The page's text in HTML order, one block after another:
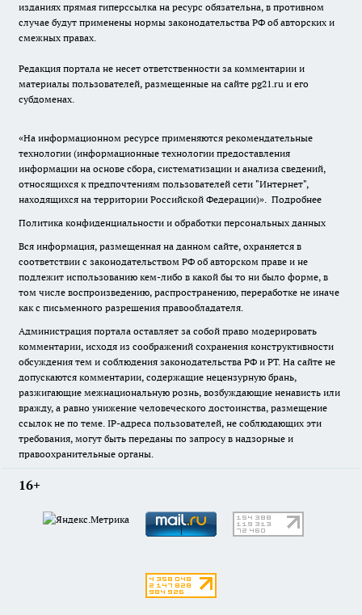
изданиях прямая гиперссылка на ресурс обязательна, в противном
случае будут применены нормы законодательства РФ об авторских и
смежных правах.
Редакция портала не несет ответственности за комментарии и
материалы пользователей, размещенные на сайте pg21.ru и его
субдоменах.
«На информационном ресурсе применяются рекомендательные
технологии (информационные технологии предоставления
информации на основе сбора, систематизации и анализа сведений,
относящихся к предпочтениям пользователей сети "Интернет",
находящихся на территории Российской Федерации)». Подробнее
Политика конфиденциальности и обработки персональных данных
Вся информация, размещенная на данном сайте, охраняется в
соответствии с законодательством РФ об авторском праве и не
подлежит использованию кем-либо в какой бы то ни было форме, в
том числе воспроизведению, распространению, переработке не иначе
как с письменного разрешения правообладателя.
Администрация портала оставляет за собой право модерировать
комментарии, исходя из соображений сохранения конструктивности
обсуждения тем и соблюдения законодательства РФ и РТ. На сайте не
допускаются комментарии, содержащие нецензурную брань,
разжигающие межнациональную рознь, возбуждающие ненависть или
вражду, а равно унижение человеческого достоинства, размещение
ссылок не по теме. IP-адреса пользователей, не соблюдающих эти
требования, могут быть переданы по запросу в надзорные и
правоохранительные органы.
16+